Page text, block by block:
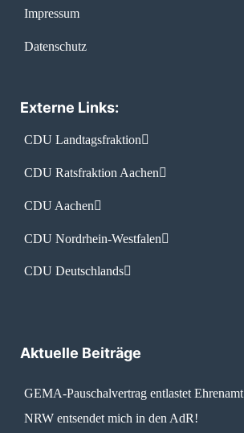
Impressum
Datenschutz
Externe Links:
CDU Landtagsfraktion
CDU Ratsfraktion Aachen
CDU Aachen
CDU Nordrhein-Westfalen
CDU Deutschlands
Aktuelle Beiträge
GEMA-Pauschalvertrag entlastet Ehrenamt
NRW entsendet mich in den AdR!